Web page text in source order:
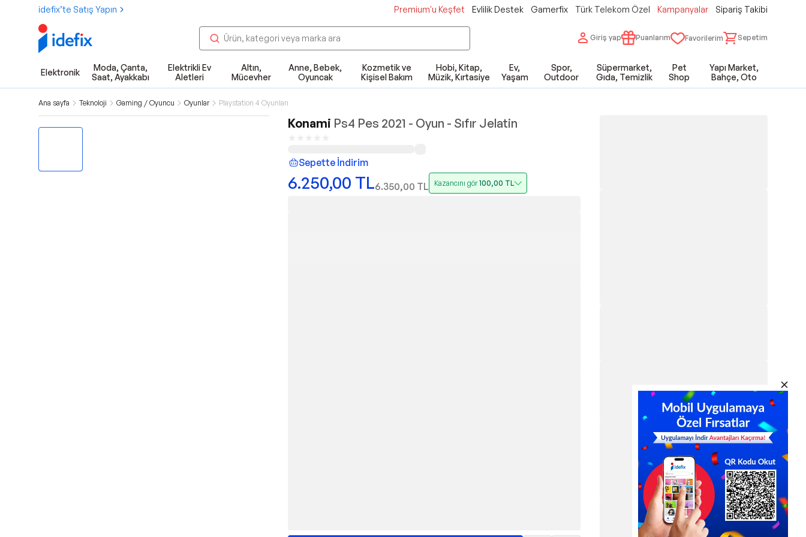
idefix’te Satış Yapın Premium'u Keşfet Evlilik Destek Gamerfix Türk Telekom Özel Kampanyalar Sipariş Takibi
Giriş yap Puanlarım Favorilerim Sepetim
Elektronik
Moda, Çanta,
Saat, Ayakkabı
Elektrikli Ev
Aletleri
Altın,
Mücevher
Anne, Bebek,
Oyuncak
Kozmetik ve
Kişisel Bakım
Hobi, Kitap,
Müzik, Kırtasiye
Ev,
Yaşam
Spor,
Outdoor
Süpermarket,
Gıda, Temizlik
Pet
Shop
Yapı Market,
Bahçe, Oto
Ana sayfa Teknoloji Gaming / Oyuncu Oyunlar Playstation 4 Oyunları
Konami Ps4 Pes 2021 - Oyun - Sıfır Jelatin
Sepette İndirim
6.250,00 TL6.350,00 TL Kazancını gör100,00 TL